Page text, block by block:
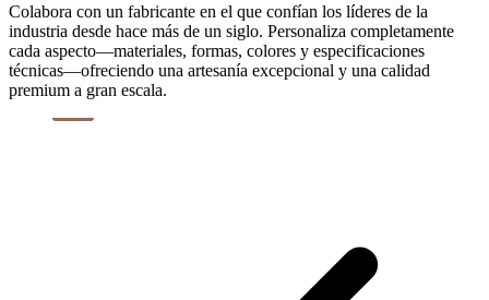
Colabora con un fabricante en el que confían los líderes de la
industria desde hace más de un siglo. Personaliza completamente
cada aspecto—materiales, formas, colores y especificaciones
técnicas—ofreciendo una artesanía excepcional y una calidad
premium a gran escala.